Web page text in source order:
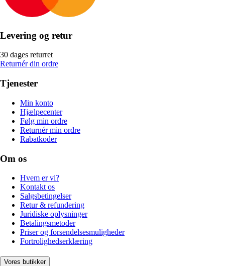
Levering og retur
30 dages returret
Returnér din ordre
Tjenester
Min konto
Hjælpecenter
Følg min ordre
Returnér min ordre
Rabatkoder
Om os
Hvem er vi?
Kontakt os
Salgsbetingelser
Retur & refundering
Juridiske oplysninger
Betalingsmetoder
Priser og forsendelsesmuligheder
Fortrolighedserklæring
Vores butikker